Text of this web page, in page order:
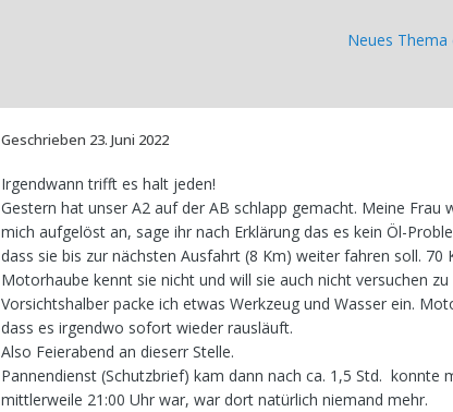
Neues Thema
Geschrieben 23. Juni 2022
Irgendwann trifft es halt jeden!
Gestern hat unser A2 auf der AB schlapp gemacht. Meine
mich aufgelöst an, sage ihr nach Erklärung das es kein Öl-
dass sie bis zur nächsten Ausfahrt (8 Km) weiter fahren soll.
Motorhaube kennt sie nicht und will sie auch nicht versuchen zu
Vorsichtshalber packe ich etwas Werkzeug und Wasser ein.
dass es irgendwo sofort wieder rausläuft.
Also Feierabend an dieserr Stelle.
Pannendienst (Schutzbrief) kam dann nach ca. 1,5 Std. konnte
mittlerweile 21:00 Uhr war, war dort natürlich niemand mehr.